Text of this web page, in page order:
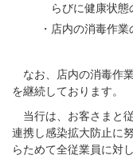
らびに健康状態
・店内の消毒作業
なお、店内の消毒作
を継続しております。
当行は、お客さまと
連携し感染拡大防止に
らためて全従業員に対